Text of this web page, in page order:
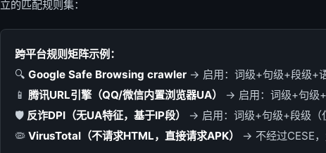
立的匹配规则集：
跨平台规则矩阵示例：
🔍 Google Safe Browsing crawler → 启用：词级+句级+段级+
📱 腾讯URL引擎（QQ/微信内置浏览器UA）
→ 启用：词级+句级
🛡️ 反诈DPI（无UA特征，基于IP段）
→ 启用：词级+句级+段级（
🦠 VirusTotal（不请求HTML，直接请求APK） → 不经过CESE